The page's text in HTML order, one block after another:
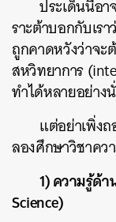
ประเด็นนี้อ
ราะต้าบอกกับเร
ถูกคาดหวังว่าจะ
สหวิทยาการ
ทำได้หลายอย่าง
แต่อย่าเพิ่ง
ลองศึกษาวิชาค
1) ความรู้ด้
Science)